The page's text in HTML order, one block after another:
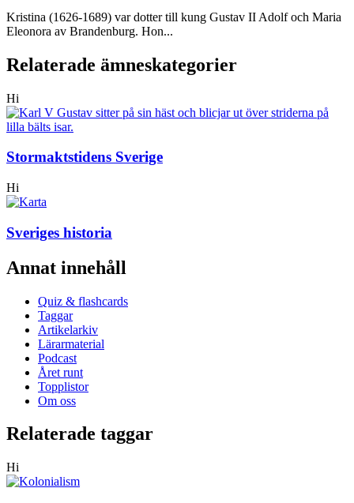
Kristina (1626-1689) var dotter till kung Gustav II Adolf och Maria
Eleonora av Brandenburg. Hon...
Relaterade ämneskategorier
Hi
Stormaktstidens Sverige
Hi
Sveriges historia
Annat innehåll
Quiz & flashcards
Taggar
Artikelarkiv
Lärarmaterial
Podcast
Året runt
Topplistor
Om oss
Relaterade taggar
Hi